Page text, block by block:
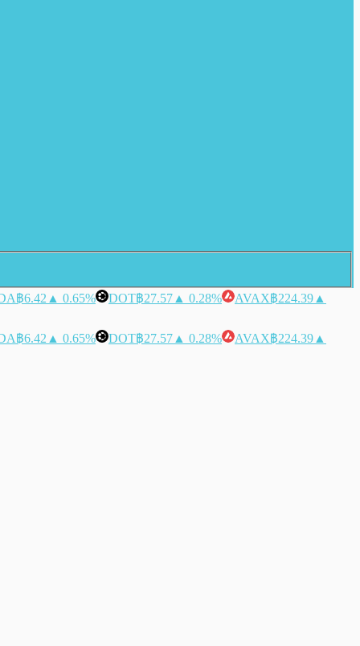
฿6.42 ▲ 0.65% DOT฿27.57 ▲ 0.28% AVAX฿224.39 ▲
฿6.42 ▲ 0.65% DOT฿27.57 ▲ 0.28% AVAX฿224.39 ▲